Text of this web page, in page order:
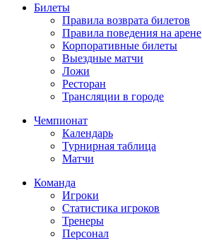
Билеты
Правила возврата билетов
Правила поведения на арене
Корпоративные билеты
Выездные матчи
Ложи
Ресторан
Трансляции в городе
Чемпионат
Календарь
Турнирная таблица
Матчи
Команда
Игроки
Статистика игроков
Тренеры
Персонал